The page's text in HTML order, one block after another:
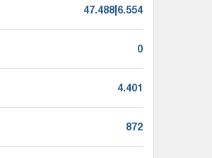
47.488|6.554
0
4.401
872